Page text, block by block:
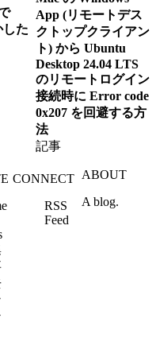
た
App (リモートデス
クトップクライアン
ト) から Ubuntu
Desktop 24.04 LTS
のリモートログイン
接続時に Error code
0x207 を回避する方
法
記事
CONNECT
RSS
Feed
ABOUT
A blog.